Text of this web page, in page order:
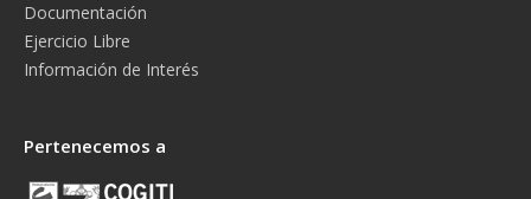
Documentación
Ejercicio Libre
Información de Interés
Pertenecemos a